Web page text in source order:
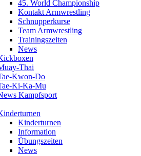
45. World Championship
Kontakt Armwrestling
Schnupperkurse
Team Armwrestling
Trainingszeiten
News
Thai
Kwon-Do
Ki-Ka-Mu
Kampfsport
Kinderturnen
Information
Übungszeiten
News